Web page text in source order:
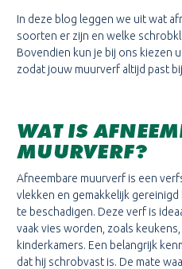
In deze blog leggen we uit wat
soorten er zijn en welke
Bovendien kun je bij ons kiezen
zodat jouw muurverf altijd past
WAT IS
MUURVERF?
Afneembare muurverf is een
vlekken en gemakkelijk
te beschadigen. Deze verf is
vaak vies worden, zoals
kinderkamers. Een belangrijk
dat hij schrobvast is. De mate